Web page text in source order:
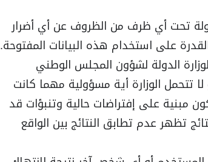
تحت أي ظرف من الظروف عن أي أضرار
على استخدام هذه البيانات المفتوحة.
الدولة لشؤون المجلس الوطني
تتحمل الوزارة أية مسؤولية مهما كانت
مبنية على إفتراضات حالية وتنبؤات قد
تظهر عدم تطابق النتائج بين الواقع